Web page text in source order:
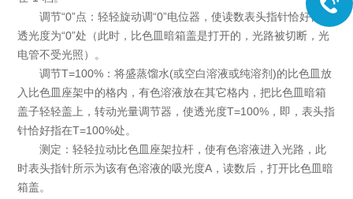
调节“0”点：轻轻旋动调“0”电位器，使读数表头指针恰好位于
透光度为“0”处（此时，比色皿暗箱盖是打开的，光路被切断，光
电管不受光照）。
调节T=100%：将盛蒸馏水(或空白溶液或纯溶剂)的比色皿放
入比色皿座架中的格内，有色溶液放在其它格内，把比色皿暗箱
盖子轻轻盖上，转动光量调节器，使透光度T=100%，即，表头指
针恰好指在T=100%处。
测定：轻轻拉动比色皿座架拉杆，使有色溶液进入光路，此
时表头指针所示为该有色溶液的吸光度A，读数后，打开比色皿暗
箱盖。